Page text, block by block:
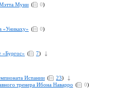
Муни ( 0)
«Уникаху» ( 0)
«Бургос» ( 7)
Испании ( 23)
тренера Ибона Наварро ( 0)